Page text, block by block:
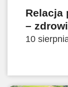
Relacja
–
10